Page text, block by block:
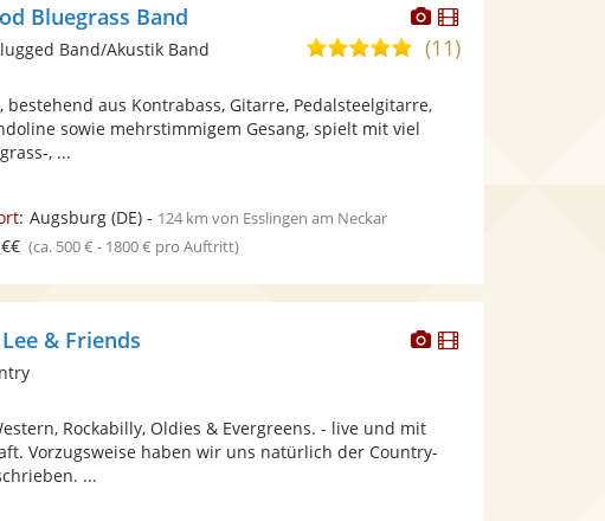
Dieser
Künstler
stellt
Dieser
Künstler
Bluegrass Band
5,0
5
Sternen
(11)
Band/Akustik Band
bestehend aus Kontrabass, Gitarre, Pedalsteelgitarre,
sowie mehrstimmigem Gesang, spielt mit viel
, ...
Augsburg(DE)- 124 km von Esslingen am Neckar
€€ (ca. 500 € - 1800 € pro Auftritt)
DieserDieser
& Friends
Rockabilly, Oldies & Evergreens. - live und mit
Vorzugsweise haben wir uns natürlich der Country-
...